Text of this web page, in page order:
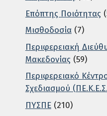
Επόπτης Ποιότητας
Μισθοδοσία(7)
Περιφερειακή
Μακεδονίας (59)
Περιφερειακό
Σχεδιασμού
ΠΥΣΠΕ(210)